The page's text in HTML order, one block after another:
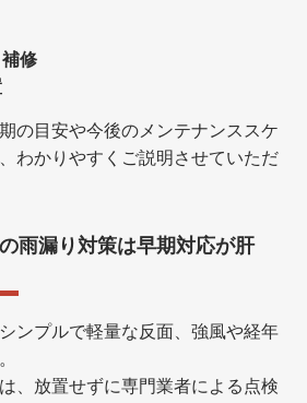
修
の目安や今後のメンテナンススケ
わかりやすくご説明させていただ
雨漏り対策は早期対応が肝
ンプルで軽量な反面、強風や経年
、放置せずに専門業者による点検